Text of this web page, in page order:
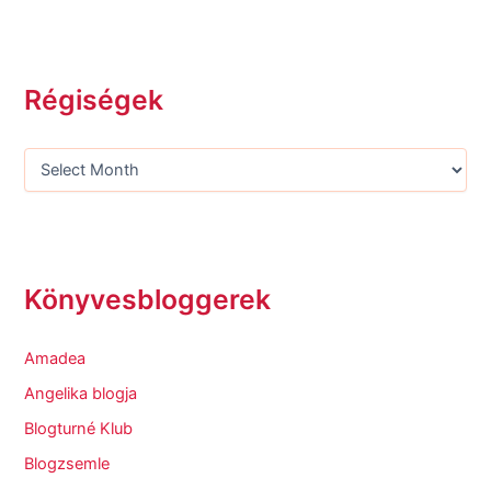
Régiségek
Könyvesbloggerek
Amadea
Angelika blogja
Blogturné Klub
Blogzsemle